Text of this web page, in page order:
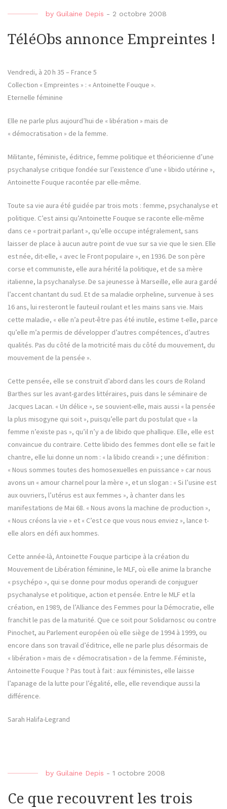
by Guilaine Depis - 2 octobre 2008
TéléObs annonce Empreintes !
Vendredi, à 20 h 35 – France 5
Collection « Empreintes » : « Antoinette Fouque ».
Eternelle féminine
Elle ne parle plus aujourd’hui de « libération » mais de
« démocratisation » de la femme.
Militante, féministe, éditrice, femme politique et théoricienne d’une
psychanalyse critique fondée sur l’existence d’une « libido utérine »,
Antoinette Fouque racontée par elle-même.
Toute sa vie aura été guidée par trois mots : femme, psychanalyse et
politique. C’est ainsi qu’Antoinette Fouque se raconte elle-même
dans ce « portrait parlant », qu’elle occupe intégralement, sans
laisser de place à aucun autre point de vue sur sa vie que le sien. Elle
est née, dit-elle, « avec le Front populaire », en 1936. De son père
corse et communiste, elle aura hérité la politique, et de sa mère
italienne, la psychanalyse. De sa jeunesse à Marseille, elle aura gardé
l’accent chantant du sud. Et de sa maladie orpheline, survenue à ses
16 ans, lui resteront le fauteuil roulant et les mains sans vie. Mais
cette maladie, « elle n’a peut-être pas été inutile, estime t-elle, parce
qu’elle m’a permis de développer d’autres compétences, d’autres
qualités. Pas du côté de la motricité mais du côté du mouvement, du
mouvement de la pensée ».
Cette pensée, elle se construit d’abord dans les cours de Roland
Barthes sur les avant-gardes littéraires, puis dans le séminaire de
Jacques Lacan. « Un délice », se souvient-elle, mais aussi « la pensée
la plus misogyne qui soit », puisqu’elle part du postulat que « la
femme n’existe pas », qu’il n’y a de libido que phallique. Elle, elle est
convaincue du contraire. Cette libido des femmes dont elle se fait le
chantre, elle lui donne un nom : « la libido creandi » ; une définition :
« Nous sommes toutes des homosexuelles en puissance » car nous
avons un « amour charnel pour la mère », et un slogan : « Si l’usine est
aux ouvriers, l’utérus est aux femmes », à chanter dans les
manifestations de Mai 68. « Nous avons la machine de production »,
« Nous créons la vie » et « C’est ce que vous nous enviez », lance t-
elle alors en défi aux hommes.
Cette année-là, Antoinette Fouque participe à la création du
Mouvement de Libération féminine, le MLF, où elle anime la branche
« psychépo », qui se donne pour modus operandi de conjuguer
psychanalyse et politique, action et pensée. Entre le MLF et la
création, en 1989, de l’Alliance des Femmes pour la Démocratie, elle
franchit le pas de la maturité. Que ce soit pour Solidarnosc ou contre
Pinochet, au Parlement européen où elle siège de 1994 à 1999, ou
encore dans son travail d’éditrice, elle ne parle plus désormais de
« libération » mais de « démocratisation » de la femme. Féministe,
Antoinette Fouque ? Pas tout à fait : aux féministes, elle laisse
l’apanage de la lutte pour l’égalité, elle, elle revendique aussi la
différence.
Sarah Halifa-Legrand
by Guilaine Depis - 1 octobre 2008
Ce que recouvrent les trois